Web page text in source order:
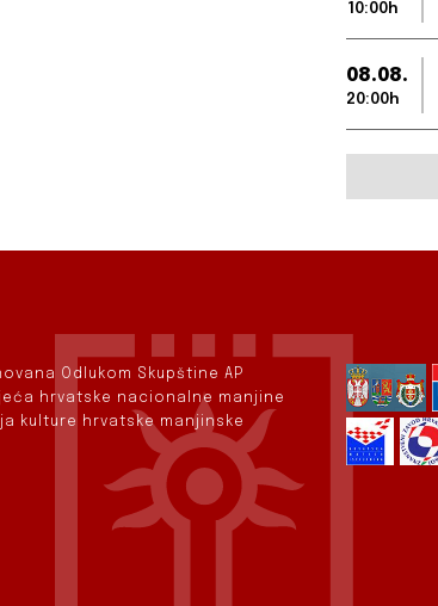
10:00h
08.08.
20:00h
Odlukom Skupštine AP
hrvatske nacionalne manjine
kulture hrvatske manjinske